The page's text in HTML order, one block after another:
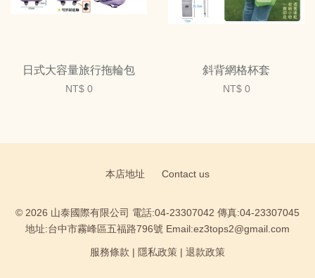
日式大容量旅行拖輪包
NT$ 0
斜背網格杯套
NT$ 0
本店地址 Contact us
© 2026 山泰國際有限公司 電話:04-23307042 傳真:04-23307045
地址:台中市霧峰區五福路796號 Email:ez3tops2@gmail.com
服務條款 隱私政策 退款政策